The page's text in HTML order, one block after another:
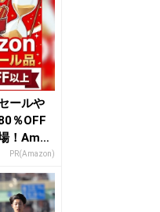
ールや
％OFF
！Amaz
PR(Amazon)